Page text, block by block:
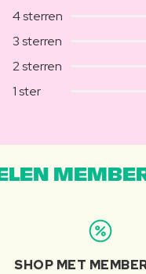
4 sterren
3 sterren
2 sterren
1 ster
SHOP MET